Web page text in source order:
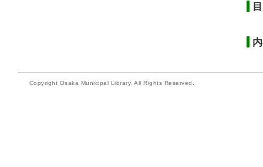
Copyright Osaka Municipal Library. All Rights Reserved.